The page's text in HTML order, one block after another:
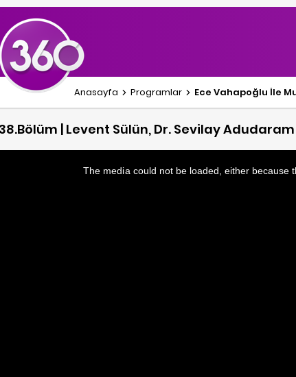
Anasayfa Programlar Ece Vahapoğlu İle
38.Bölüm | Levent Sülün, Dr. Sevilay Adudaram
The media could not be loaded, either because